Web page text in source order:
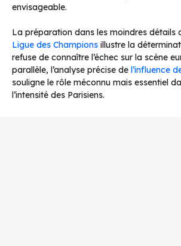
envisageable.
La préparation dans les moindres détails
Ligue des Champions illustre la
refuse de connaître l’échec sur la scène
parallèle, l’analyse précise de l’influence
souligne le rôle méconnu mais essentiel
l’intensité des Parisiens.